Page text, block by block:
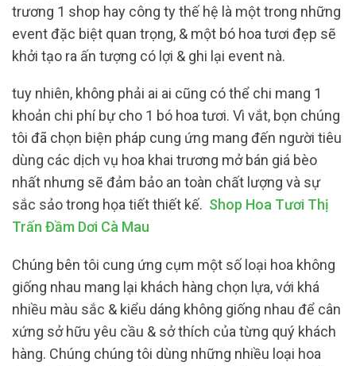
trương 1 shop hay công ty thế hệ là một trong những
event đặc biệt quan trọng, & một bó hoa tươi đẹp sẽ
khởi tạo ra ấn tượng có lợi & ghi lại event nà.
tuy nhiên, không phải ai ai cũng có thể chi mang 1
khoản chi phí bự cho 1 bó hoa tươi. Vì vắt, bọn chúng
tôi đã chọn biện pháp cung ứng mang đến người tiêu
dùng các dịch vụ hoa khai trương mở bán giá bèo
nhất nhưng sẽ đảm bảo an toàn chất lượng và sự
sắc sảo trong họa tiết thiết kế. Shop Hoa Tươi Thị
Trấn Đầm Dơi Cà Mau
Chúng bên tôi cung ứng cụm một số loại hoa không
giống nhau mang lại khách hàng chọn lựa, với khá
nhiều màu sắc & kiểu dáng không giống nhau để cân
xứng sở hữu yêu cầu & sở thích của từng quý khách
hàng. Chúng chúng tôi dùng những nhiều loại hoa